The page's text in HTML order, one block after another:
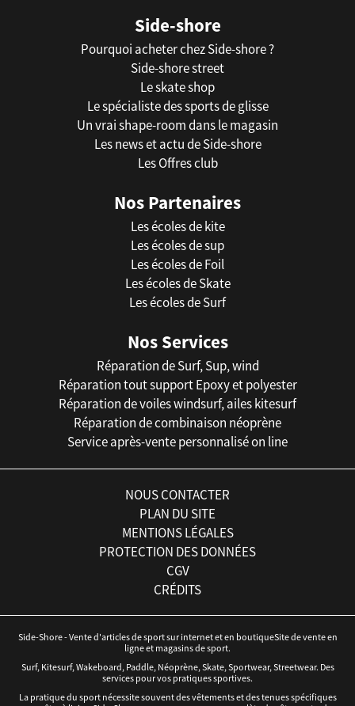
Side-shore
Pourquoi acheter chez Side-shore ?
Side-shore street
Le skate shop
Le spécialiste des sports de glisse
Un vrai shape-room dans le magasin
Les news et actu de Side-shore
Les Offres club
Nos Partenaires
Les écoles de kite
Les écoles de sup
Les écoles de Foil
Les écoles de Skate
Les écoles de Surf
Nos Services
Réparation de Surf, Sup, wind
Réparation tout support Epoxy et polyester
Réparation de voiles windsurf, ailes kitesurf
Réparation de combinaison néoprène
Service après-vente personnalisé on line
NOUS CONTACTER
PLAN DU SITE
MENTIONS LÉGALES
PROTECTION DES DONNÉES
CGV
CRÉDITS
Side-Shore - Vente d'articles de sport sur internet et en boutiqueSite de vente en
ligne et magasins de sport.
Surf, Kitesurf, Wakeboard, Paddle, Néoprène, Skate, Sportwear, Streetwear. Des
services pour vos pratiques sportives.
La pratique du sport nécessite souvent des vêtements et des tenues spécifiques